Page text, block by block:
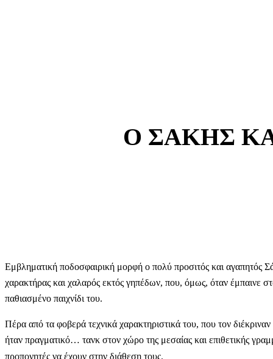
Ο ΣΑΚΗΣ
Εμβληματική ποδοσφαιρική μορφή ο πολύ προσιτός και αγαπητός
χαρακτήρας και χαλαρός εκτός γηπέδων, που, όμως, όταν έμπαινε
παθιασμένο παιχνίδι του.
Πέρα από τα φοβερά τεχνικά χαρακτηριστικά του, που τον
ήταν πραγματικό… τανκ στον χώρο της μεσαίας και επιθετικής
προπονητές να έχουν στην διάθεση τους.